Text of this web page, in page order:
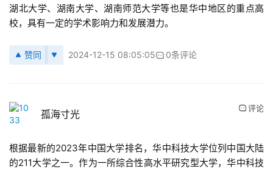
湖北大学、湖南大学、湖南师范大学等也是华中地区的重点高
校，具有一定的学术影响力和发展潜力。
赞同 2024-12-15 08:05:05 0条评论
孤海寸光 评论
根据最新的2023年中国大学排名，华中科技大学位列中国大陆
的211大学之一。作为一所综合性高水平研究型大学，华中科技